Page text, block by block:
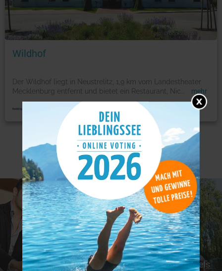
Foto: © booking.com
Wildhof
Der Wildhof liegt in Neustrelitz, 1,9 km vom Landestheater
Mecklenburg entfernt und bietet ein Restaurant, Nic
mehr
Weitere Angebote
Günstige Hotels Tierfreundliche Hotels